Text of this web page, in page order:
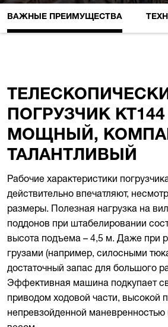
ВАЖНЫЕ ПРЕИМУЩЕСТВА
ПОГРУЗЧИК KT144
МОЩНЫЙ,
ТАЛАНТЛИВЫЙ
Рабочие характеристики
действительно впечатляют,
размеры. Полезная нагрузка на
поддонов при штабелировании
высота подъема – 4,5 м. Даже при
грузами (например, силосными
достаточный запас для большого
Эффективная машина подкупает
приводом ходовой части, высокой
непревзойденной